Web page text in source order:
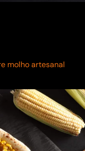
molho artesanal